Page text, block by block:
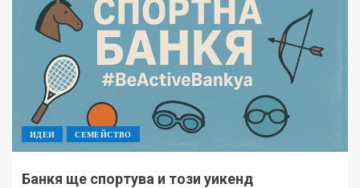
ИДЕИ СЕМЕЙСТВО
Банкя ще спортува и този уикенд